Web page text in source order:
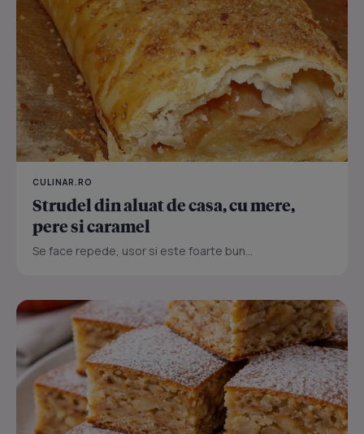
CULINAR.RO
Strudel din aluat de casa, cu mere,
pere si caramel
Se face repede, usor si este foarte bun...